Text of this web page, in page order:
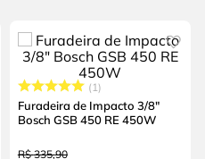
1
Furadeira de Impacto 3/8"
Bosch GSB 450 RE 450W
R$ 335,90